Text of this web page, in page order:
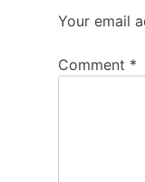
Your email
Comment *